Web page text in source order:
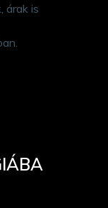
árak is